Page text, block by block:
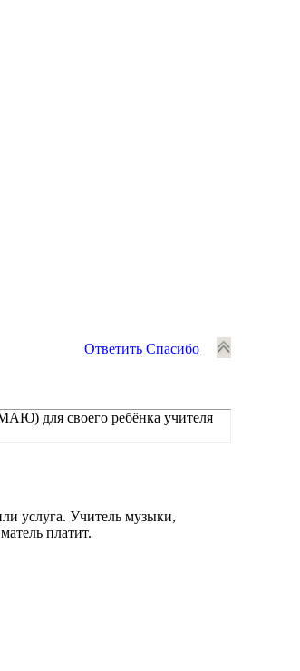
Ответить Спасибо
для своего ребёнка учителя
услуга. Учитель музыки,
платит.